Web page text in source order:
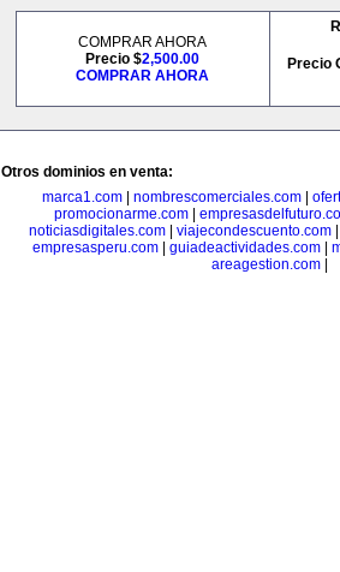
COMPRAR AHORA
Precio $2,500.00
COMPRAR AHORA
Precio
Otros dominios en venta:
marca1.com| nombrescomerciales.com|
promocionarme.com|
noticiasdigitales.com| viajecondescuento.com
empresasperu.com| guiadeactividades.com|
areagestion.com|